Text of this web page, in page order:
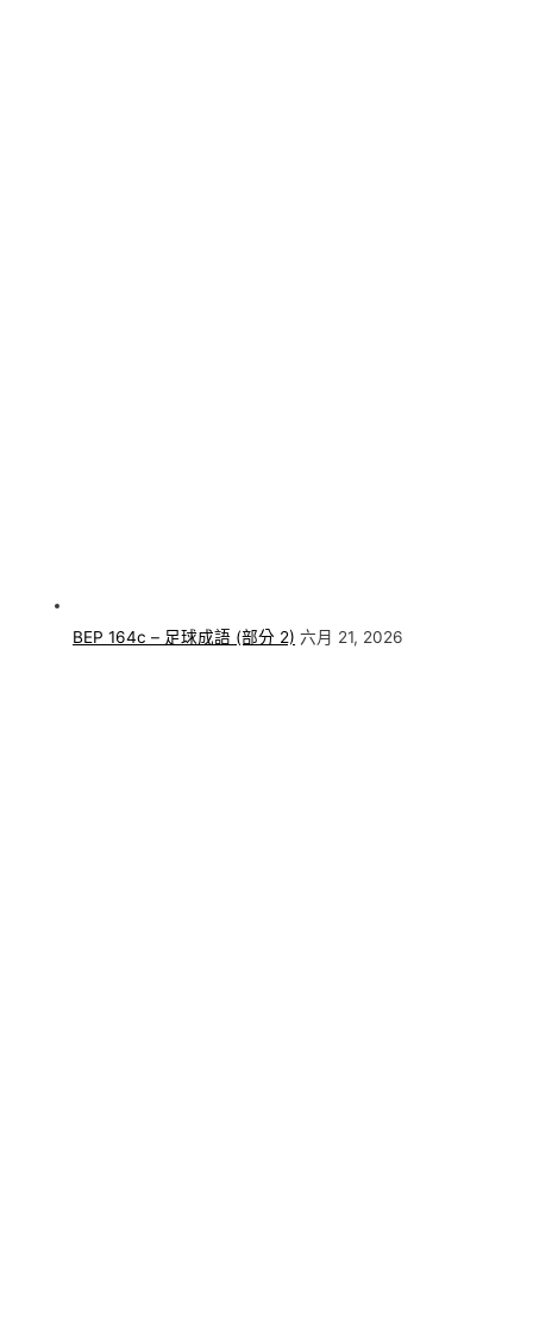
BEP 164c – 足球成語 (部分 2) 六月 21, 2026